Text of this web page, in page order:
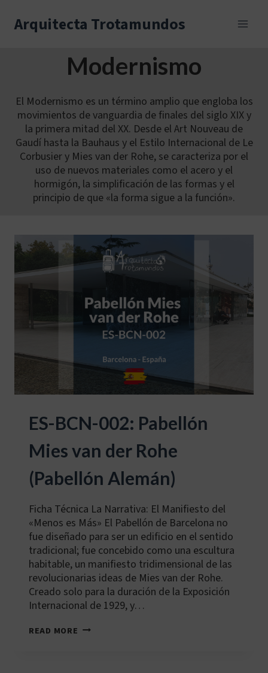
content
Arquitecta Trotamundos
Modernismo
El Modernismo es un término amplio que engloba los
movimientos de vanguardia de finales del siglo XIX y
la primera mitad del XX. Desde el Art Nouveau de
Gaudí hasta la Bauhaus y el Estilo Internacional de Le
Corbusier y Mies van der Rohe, se caracteriza por el
uso de nuevos materiales como el acero y el
hormigón, la simplificación de las formas y el
principio de que «la forma sigue a la función».
ES-BCN-002: Pabellón
Mies van der Rohe
(Pabellón Alemán)
Ficha Técnica La Narrativa: El Manifiesto del
«Menos es Más» El Pabellón de Barcelona no
fue diseñado para ser un edificio en el sentido
tradicional; fue concebido como una escultura
habitable, un manifiesto tridimensional de las
revolucionarias ideas de Mies van der Rohe.
Creado solo para la duración de la Exposición
Internacional de 1929, y…
READ MORE ES-